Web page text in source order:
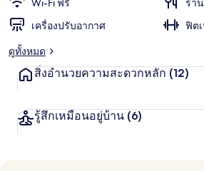
Wi-Fi ฟรี
ร้า
เครื่องปรับอากาศ
ฟิต
ดูทั้งหมด
สิ่งอำนวยความสะดวกหลัก (12)
รู้สึกเหมือนอยู่บ้าน (6)